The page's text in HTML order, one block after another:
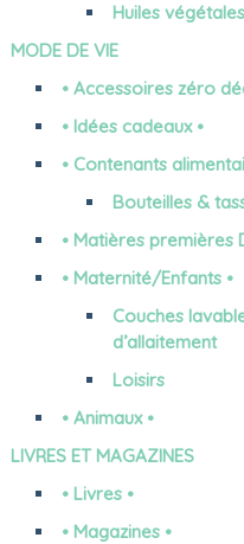
Huiles végétales
MODE DE VIE
• Accessoires zéro
• Idées cadeaux •
• Contenants
Bouteilles &
• Matières premières
• Maternité/Enfants •
Couches
d’allaitement
Loisirs
• Animaux •
LIVRES ET MAGAZINES
• Livres •
• Magazines •